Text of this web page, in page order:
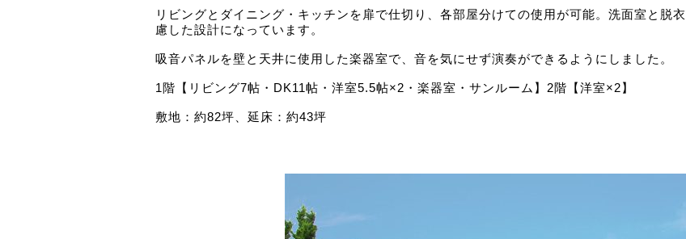
リビングとダイニング・キッチンを扉で仕切り、各部屋分けての使用が可能。洗面室と脱
慮した設計になっています。
吸音パネルを壁と天井に使用した楽器室で、音を気にせず演奏ができるようにしました。
1階【リビング7帖・DK11帖・洋室5.5帖×2・楽器室・サンルーム】2階【洋室×2】
敷地：約82坪、延床：約43坪